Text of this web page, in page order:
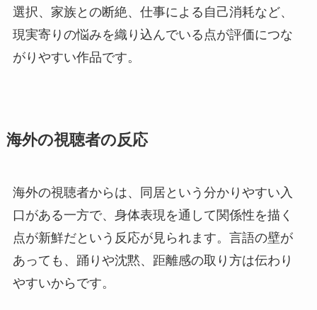
選択、家族との断絶、仕事による自己消耗など、
現実寄りの悩みを織り込んでいる点が評価につな
がりやすい作品です。
海外の視聴者の反応
海外の視聴者からは、同居という分かりやすい入
口がある一方で、身体表現を通して関係性を描く
点が新鮮だという反応が見られます。言語の壁が
あっても、踊りや沈黙、距離感の取り方は伝わり
やすいからです。